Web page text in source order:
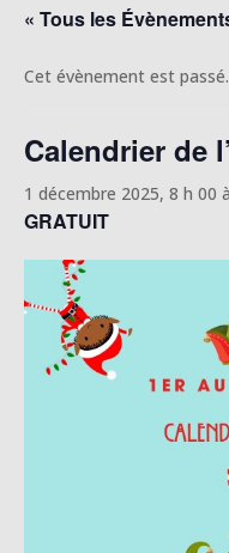
« Tous les
Cet évènement est passé.
Calendrier de
1 décembre 2025, 8 h 00 à
GRATUIT